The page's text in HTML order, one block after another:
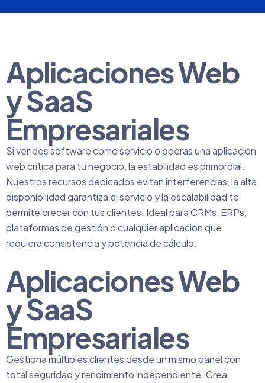
Aplicaciones Web
y SaaS
Empresariales
Si vendes software como servicio o operas una aplicación
web crítica para tu negocio, la estabilidad es primordial.
Nuestros recursos dedicados evitan interferencias, la alta
disponibilidad garantiza el servicio y la escalabilidad te
permite crecer con tus clientes. Ideal para CRMs, ERPs,
plataformas de gestión o cualquier aplicación que
requiera consistencia y potencia de cálculo.
Aplicaciones Web
y SaaS
Empresariales
Gestiona múltiples clientes desde un mismo panel con
total seguridad y rendimiento independiente. Crea